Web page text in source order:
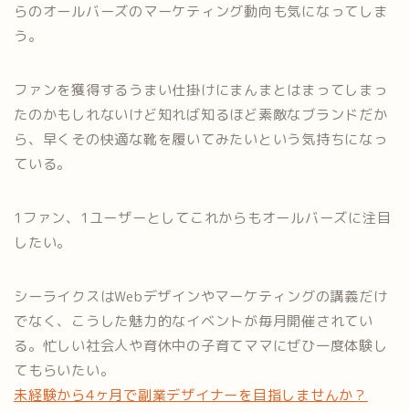
らのオールバーズのマーケティング動向も気になってしま
う。
ファンを獲得するうまい仕掛けにまんまとはまってしまっ
たのかもしれないけど知れば知るほど素敵なブランドだか
ら、早くその快適な靴を履いてみたいという気持ちになっ
ている。
1ファン、1ユーザーとしてこれからもオールバーズに注目
したい。
シーライクスはWebデザインやマーケティングの講義だけ
でなく、こうした魅力的なイベントが毎月開催されてい
る。忙しい社会人や育休中の子育てママにぜひ一度体験し
てもらいたい。
未経験から4ヶ月で副業デザイナーを目指しませんか？